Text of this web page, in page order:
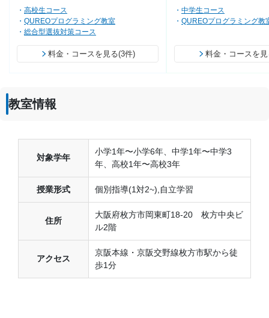
高校生コース
QUREOプログラミング教室
総合型選抜対策コース
料金・コースを見る(3件)
中学生コース
QUREOプログラミング教
料金・コースを
教室情報
対象学年
小学1年〜小学6年、中学1年〜中学3
年、高校1年〜高校3年
授業形式 個別指導(1対2~),自立学習
住所
大阪府枚方市岡東町18-20 枚方中央ビ
ル2階
アクセス
京阪本線・京阪交野線枚方市駅から徒
歩1分